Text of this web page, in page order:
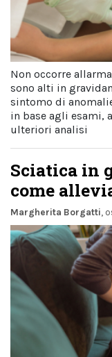
Non occorre
sono alti in
sintomo di
in base agli esami,
ulteriori analisi
Sciatica in
come
Margherita Borgatti,